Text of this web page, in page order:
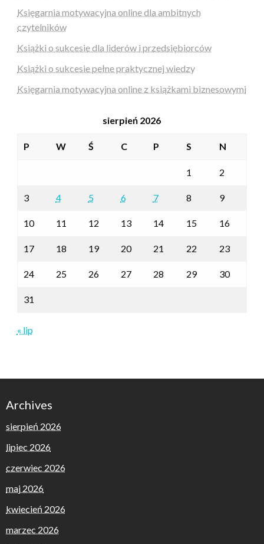
Księgarnia motywacyjna online dla ambitnych
czytelników
Książki o sukcesie dla liderów i przedsiębiorców
Książki o sukcesie pełne praktycznej wiedzy
Księgarnia motywacyjna online z książkami biznesowymi
sierpień 2026
P W Ś C P S N
1 2
3 4 5 6 7 8 9
10 11 12 13 14 15 16
17 18 19 20 21 22 23
24 25 26 27 28 29 30
31
« lip
Archives
sierpień 2026
lipiec 2026
czerwiec 2026
maj 2026
kwiecień 2026
marzec 2026